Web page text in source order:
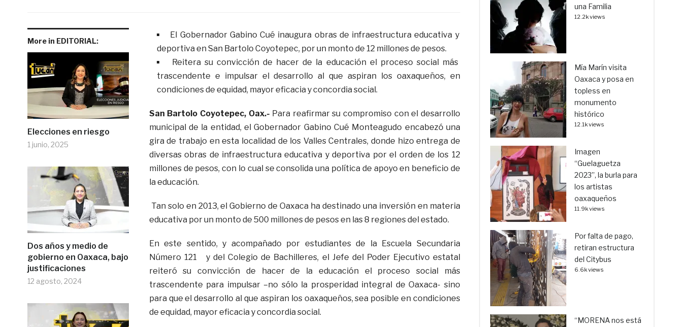
More in EDITORIAL:
Elecciones en riesgo
1 junio, 2025
Dos años y medio de
gobierno en Oaxaca, bajo
justificaciones
12 agosto, 2024
El Gobernador Gabino Cué inaugura obras de infraestructura educativa y
deportiva en San Bartolo Coyotepec, por un monto de 12 millones de pesos.
Reitera su convicción de hacer de la educación el proceso social más
trascendente e impulsar el desarrollo al que aspiran los oaxaqueños, en
condiciones de equidad, mayor eficacia y concordia social.
San Bartolo Coyotepec, Oax.- Para reafirmar su compromiso con el desarrollo
municipal de la entidad, el Gobernador Gabino Cué Monteagudo encabezó una
gira de trabajo en esta localidad de los Valles Centrales, donde hizo entrega de
diversas obras de infraestructura educativa y deportiva por el orden de los 12
millones de pesos, con lo cual se consolida una política de apoyo en beneficio de
la educación.
Tan solo en 2013, el Gobierno de Oaxaca ha destinado una inversión en materia
educativa por un monto de 500 millones de pesos en las 8 regiones del estado.
En este sentido, y acompañado por estudiantes de la Escuela Secundaria
Número 121 y del Colegio de Bachilleres, el Jefe del Poder Ejecutivo estatal
reiteró su convicción de hacer de la educación el proceso social más
trascendente para impulsar –no sólo la prosperidad integral de Oaxaca- sino
para que el desarrollo al que aspiran los oaxaqueños, sea posible en condiciones
de equidad, mayor eficacia y concordia social.
una Familia
12.2k views
Mía Marín visita
Oaxaca y posa en
topless en
monumento
histórico
12.1k views
Imagen
“Guelaguetza
2023”, la burla para
los artistas
oaxaqueños
11.9k views
Por falta de pago,
retiran estructura
del Citybus
6.6k views
“MORENA nos está